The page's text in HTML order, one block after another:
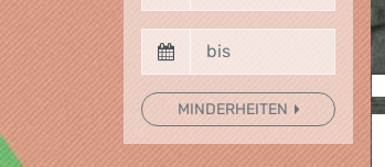
MINDERHEITEN